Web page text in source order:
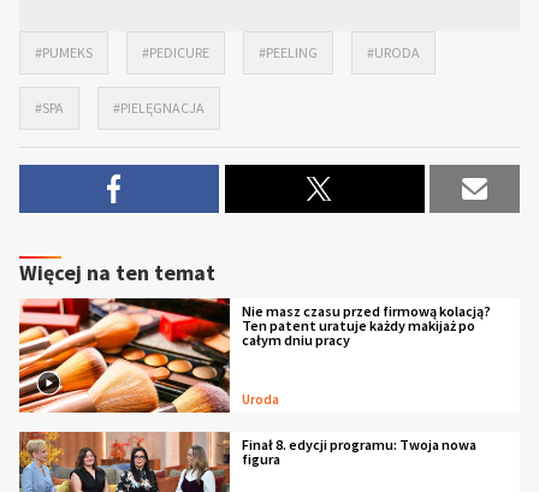
#PUMEKS #PEDICURE #PEELING #URODA
#SPA #PIELĘGNACJA
Więcej na ten temat
Nie masz czasu przed firmową kolacją?
Ten patent uratuje każdy makijaż po
całym dniu pracy
Uroda
Finał 8. edycji programu: Twoja nowa
figura